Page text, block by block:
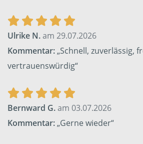
Ulrike N.am 29.07.2026
Kommentar:„Schnell, zuverlässig,
vertrauenswürdig“
Bernward G.am 03.07.2026
Kommentar:„Gerne wieder“